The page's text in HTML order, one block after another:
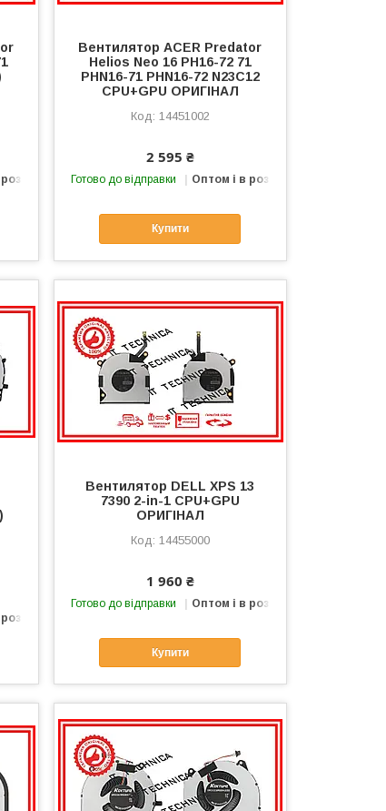
Вентилятор ACER Predator
Helios Neo 16 PH16-72 71
PHN16-71 PHN16-72 N23C12
CPU+GPU ОРИГІНАЛ
14451002
2 595 ₴
Готово до відправки Оптом і в роздріб
Купити
Вентилятор DELL XPS 13
7390 2-in-1 CPU+GPU
ОРИГІНАЛ
14455000
1 960 ₴
Готово до відправки Оптом і в роздріб
Купити